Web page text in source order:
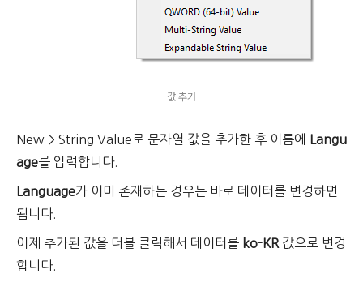
값 추가
New > String Value로 문자열 값을 추가한 후 이름에
Langu
age를 입력합니다.
Language가 이미 존재하는 경우는 바로 데이터를 변경하면
됩니다.
이제 추가된 값을 더블 클릭해서 데이터를 ko-KR 값으로 변경
합니다.